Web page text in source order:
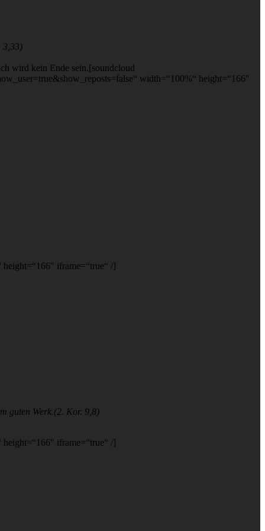
3,33)
wird kein Ende sein.[soundcloud
width=“100%“ height=“166″
iframe=“true“ /]
guten Werk.(2. Kor. 9,8)
iframe=“true“ /]